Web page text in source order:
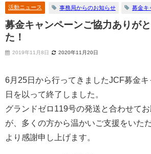
活動ニュース 事務局からのお知らせ 募金キ
募金キャンペーンご協力ありが
た！
2019年11月8日 2020年11月20日
6月25日から行ってきましたJCF募金
日を以って終了しました。
グランドゼロ119号の発送と合わせて
が、多くの方から温かいご支援をいた
より感謝申し上げます。